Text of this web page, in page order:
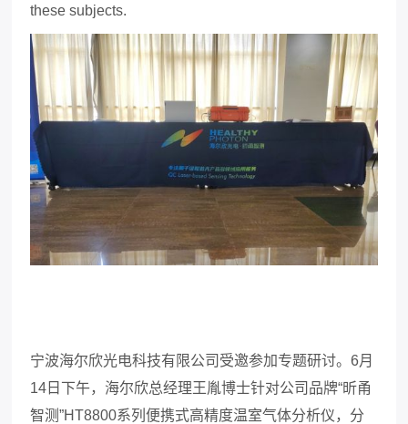
these subjects.
宁波海尔欣光电科技有限公司受邀参加专题研讨。6月
14 日下午，海尔欣总经理王胤博士针对公司品牌“昕甬
智测”HT8800系列便携式高精度温室气体分析仪，分